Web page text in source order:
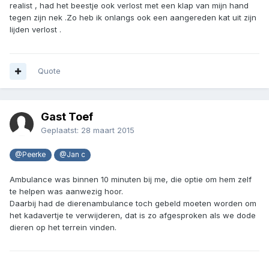
realist , had het beestje ook verlost met een klap van mijn hand
tegen zijn nek .Zo heb ik onlangs ook een aangereden kat uit zijn
lijden verlost .
Quote
Gast Toef
Geplaatst: 28 maart 2015
@Peerke @Jan c
Ambulance was binnen 10 minuten bij me, die optie om hem zelf
te helpen was aanwezig hoor.
Daarbij had de dierenambulance toch gebeld moeten worden om
het kadavertje te verwijderen, dat is zo afgesproken als we dode
dieren op het terrein vinden.